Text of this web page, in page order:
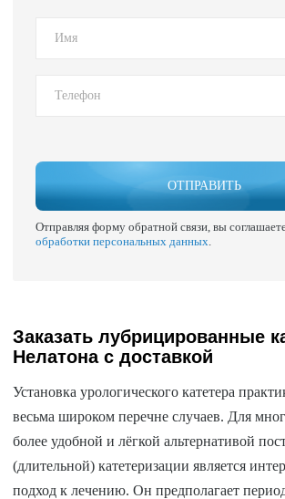
ОТПРАВИТЬ
Отправляя форму обратной связи, вы
обработки персональных данных
Заказать лубрицированные
Нелатона с доставкой
Установка урологического катетера
весьма широком перечне случаев. Для
более удобной и лёгкой альтернативой
(длительной) катетеризации является
подход к лечению. Он предполагает